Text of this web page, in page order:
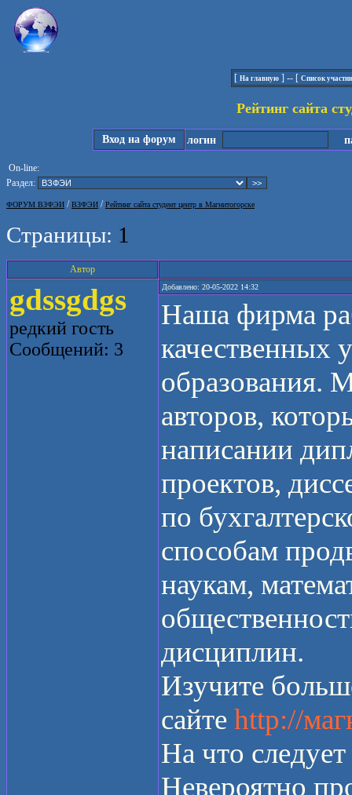
[ На главную ] -- [ Список
Рейтинг сайта
Вход на форум логин
On-line:
Раздел:
ФОРУМ ВЗФЭИ /ВЗФЭИ /Рейтинг сайта студент центр в Магнитогорске
Страницы: 1
Автор
gdssgdgs
редкий гость
Сообщений: 3
Добавлено: 20-05-2022 14:32
Наша фирма
качественных
образования.
авторов,
написании
проектов,
по
способам
наукам,
дисциплин.
Изучите
сайте http://
На что
Невероятно